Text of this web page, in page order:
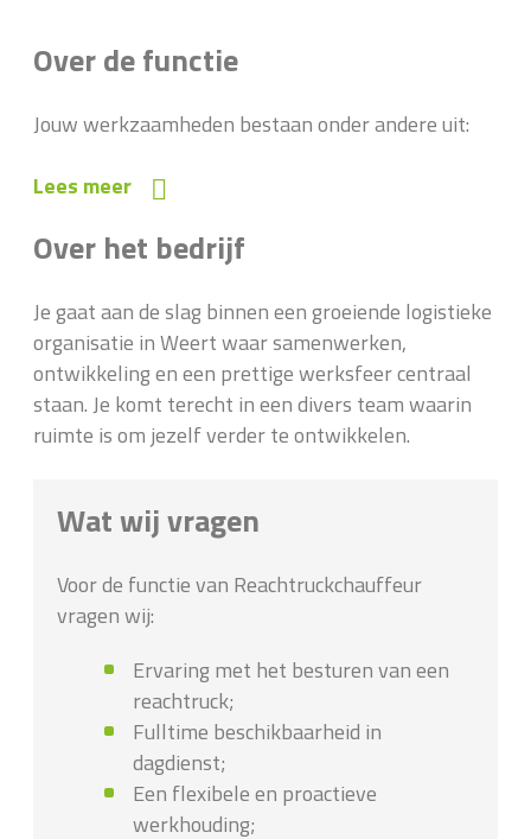
Over de functie
Jouw werkzaamheden bestaan onder andere uit:
Lees meer
Over het bedrijf
Je gaat aan de slag binnen een groeiende logistieke
organisatie in Weert waar samenwerken,
ontwikkeling en een prettige werksfeer centraal
staan. Je komt terecht in een divers team waarin
ruimte is om jezelf verder te ontwikkelen.
Wat wij vragen
Voor de functie van Reachtruckchauffeur
vragen wij:
Ervaring met het besturen van een
reachtruck;
Fulltime beschikbaarheid in
dagdienst;
Een flexibele en proactieve
werkhouding;